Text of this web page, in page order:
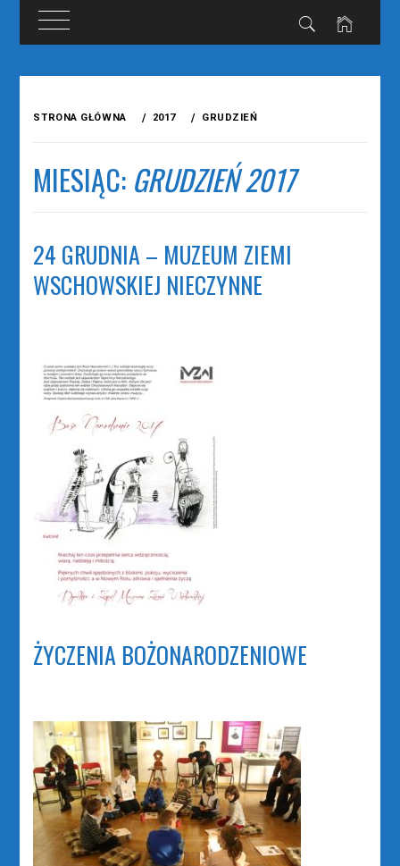
STRONA GŁÓWNA 2017 GRUDZIEŃ
MIESIĄC: GRUDZIEŃ 2017
24 GRUDNIA – MUZEUM ZIEMI
WSCHOWSKIEJ NIECZYNNE
ŻYCZENIA BOŻONARODZENIOWE